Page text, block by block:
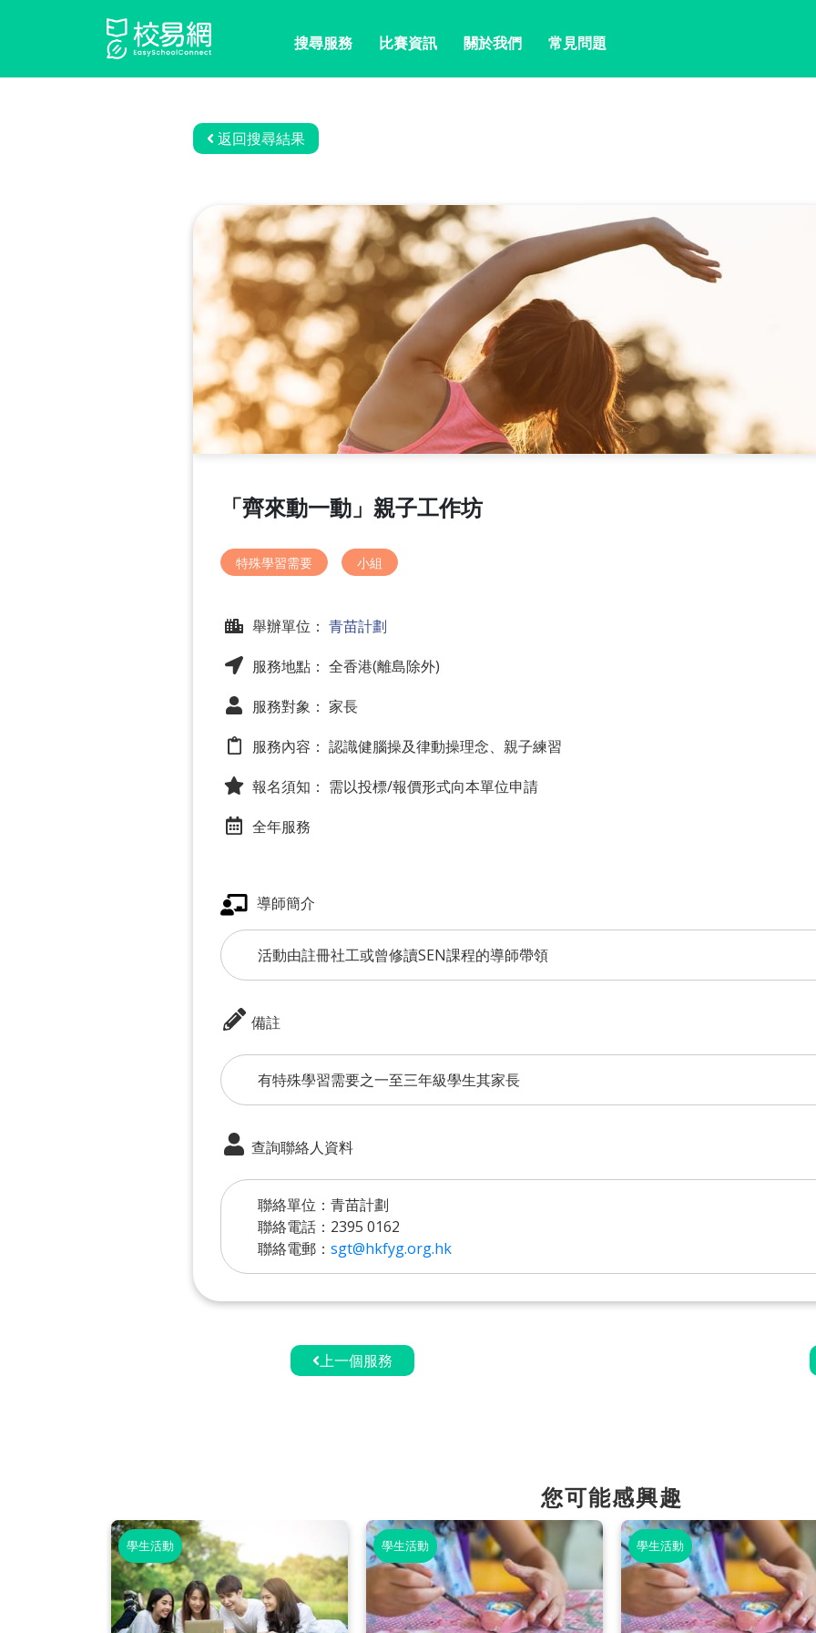
搜尋服務 比賽資訊 關於我們 常見問題
返回搜尋結果
「齊來動一動」親子工作坊
特殊學習需要 小組
舉辦單位： 青苗計劃
服務地點： 全香港(離島除外)
服務對象： 家長
服務內容： 認識健腦操及律動操理念、親子練習
報名須知： 需以投標/報價形式向本單位申請
全年服務
導師簡介
活動由註冊社工或曾修讀SEN課程的導師帶領
備註
有特殊學習需要之一至三年級學生其家長
查詢聯絡人資料
聯絡單位：青苗計劃
聯絡電話：2395 0162
聯絡電郵： sgt@hkfyg.org.hk
上一個服務
您可能感興趣
學生活動 學生活動 學生活動